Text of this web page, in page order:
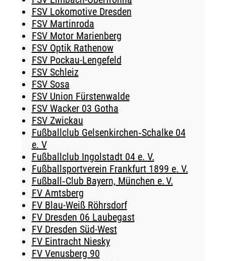
FSV Lokomotive Dresden
FSV Martinroda
FSV Motor Marienberg
FSV Optik Rathenow
FSV Pockau-Lengefeld
FSV Schleiz
FSV Sosa
FSV Union Fürstenwalde
FSV Wacker 03 Gotha
FSV Zwickau
Fußballclub Gelsenkirchen‑Schalke 04
e. V
Fußballclub Ingolstadt 04 e. V.
Fußballsportverein Frankfurt 1899 e. V.
Fußball‑Club Bayern, München e. V.
FV Amtsberg
FV Blau-Weiß Röhrsdorf
FV Dresden 06 Laubegast
FV Dresden Süd-West
FV Eintracht Niesky
FV Venusberg 90